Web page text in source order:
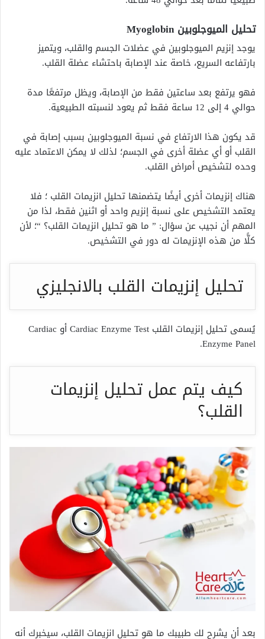
تحليل الميوجلوبين Myoglobin
يوجد إنزيم الميوجلوبين في عضلات الجسم والقلب، ويتميز
بارتفاعه السريع، خاصة عند الإصابة باحتشاء عضلة القلب.
فهو يرتفع بعد ساعتين فقط من الإصابة، ويظل مرتفعًا مدة
حوالي 4 إلى 12 ساعة فقط ثم يعود لنسبته الطبيعية.
قد يكون هذا الارتفاع في نسبة الميوجلوبين بسبب إصابة في
القلب أو أي عضلة أخرى في الجسم؛ لذلك لا يمكن الاعتماد عليه
وحده لتشخيص أمراض القلب.
هناك إنزيمات أخرى أيضًا يتضمنها تحليل انزيمات القلب ؛ فلا
يعتمد التشخيص على نسبة إنزيم واحد أو اثنين فقط، لذا من
المهم أن نجيب عن سؤال: ” ما هو تحليل انزيمات القلب؟ “؛ لأن
كلًّا من هذه الإنزيمات له دور في التشخيص.
تحليل إنزيمات القلب بالانجليزي
يُسمى تحليل إنزيمات القلب Cardiac Enzyme Test أو Cardiac
Enzyme Panel.
كيف يتم عمل تحليل إنزيمات
القلب؟
بعد أن يشرح لك طبيبك ما هو تحليل انزيمات القلب، سيخبرك أنه